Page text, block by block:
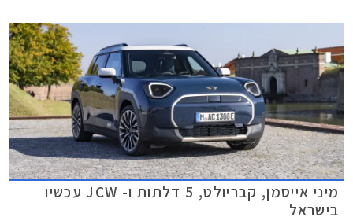
מיני אייסמן, קבריולט, 5 דלתות ו- JCW עכשיו
בישראל